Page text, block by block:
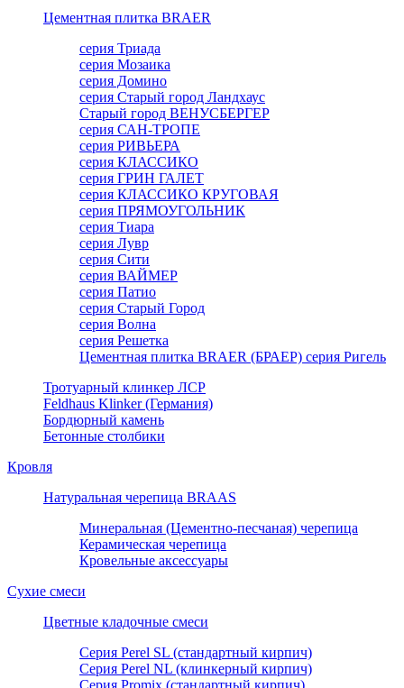
Цементная плитка BRAER
серия Триада
серия Мозаика
серия Домино
серия Старый город Ландхаус
Старый город ВЕНУСБЕРГЕР
серия САН-ТРОПЕ
серия РИВЬЕРА
серия КЛАССИКО
серия ГРИН ГАЛЕТ
серия КЛАССИКО КРУГОВАЯ
серия ПРЯМОУГОЛЬНИК
серия Тиара
серия Лувр
серия Сити
серия ВАЙМЕР
серия Патио
серия Старый Город
серия Волна
серия Решетка
Цементная плитка BRAER (БРАЕР) серия Ригель
Тротуарный клинкер ЛСР
Feldhaus Klinker (Германия)
Бордюрный камень
Бетонные столбики
Кровля
Натуральная черепица BRAAS
Минеральная (Цементно-песчаная) черепица
Керамическая черепица
Кровельные аксессуары
Сухие смеси
Цветные кладочные смеси
Серия Perel SL (стандартный кирпич)
Серия Perel NL (клинкерный кирпич)
Серия Promix (стандартный кирпич)